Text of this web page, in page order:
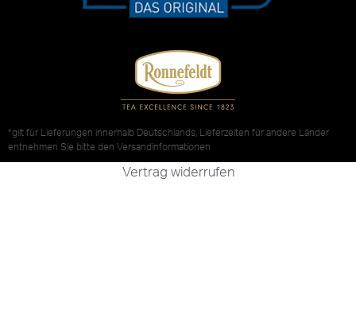
*gilt für Lieferungen innerhalb Deutschlands, Lieferzeiten für andere Länder
entnehmen Sie bitte den Versandinformationen
Vertrag widerrufen